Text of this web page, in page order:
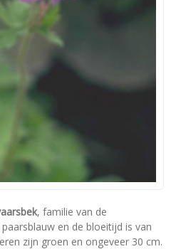
, familie van de
en de bloeitijd is van
zijn groen en ongeveer 30 cm.